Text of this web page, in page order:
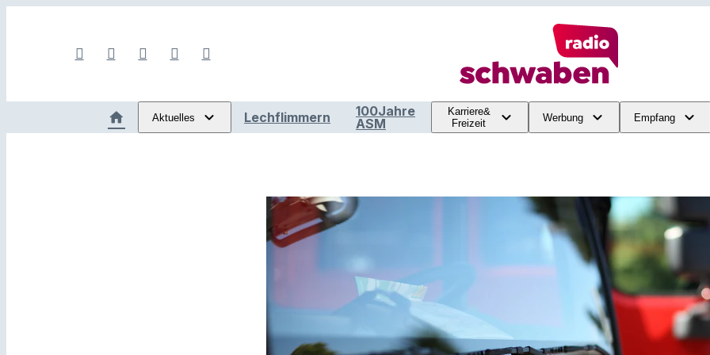
Aktuelles Lechflimmern
100Jahre
ASM
Karriere&
Freizeit
Werbung Empfang